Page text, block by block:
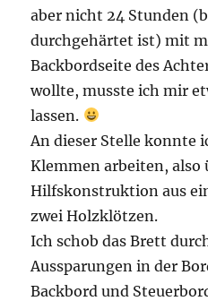
aber nicht 24 Stunden
durchgehärtet ist) mit
Backbordseite des
wollte, musste ich mir
lassen.
An dieser Stelle konnte
Klemmen arbeiten, also
Hilfskonstruktion aus
zwei Holzklötzen.
Ich schob das Brett
Aussparungen in der
Backbord und